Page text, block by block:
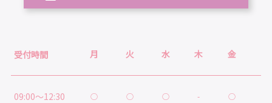
受付時間 月 火 水 木 金
09:00～12:30 ○ ○ ○ - ○